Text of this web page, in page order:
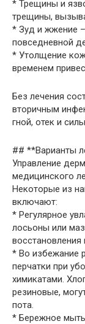
* Трещины и
трещины,
* Зуд и жжение
повседневной
* Утолщение
временем
Без лечения
вторичным
гной, отек и
## **Варианты
Управление
медицинского
Некоторые из
включают:
* Регулярное
лосьоны или
восстановления
* Во избежание
перчатки при
химикатами.
резиновые,
пота.
* Бережное